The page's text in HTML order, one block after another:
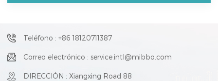
Teléfono : +86 18120711387
Correo electrónico : service.intl@mibbo.com
DIRECCIÓN : Xiangxing Road 88